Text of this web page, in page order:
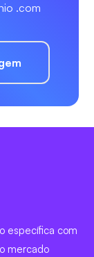
.com
específica com
mercado